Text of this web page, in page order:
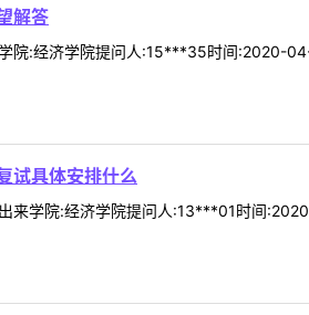
解答
院:经济学院提问人:15***35时间:2020-
试具体安排什么
来学院:经济学院提问人:13***01时间